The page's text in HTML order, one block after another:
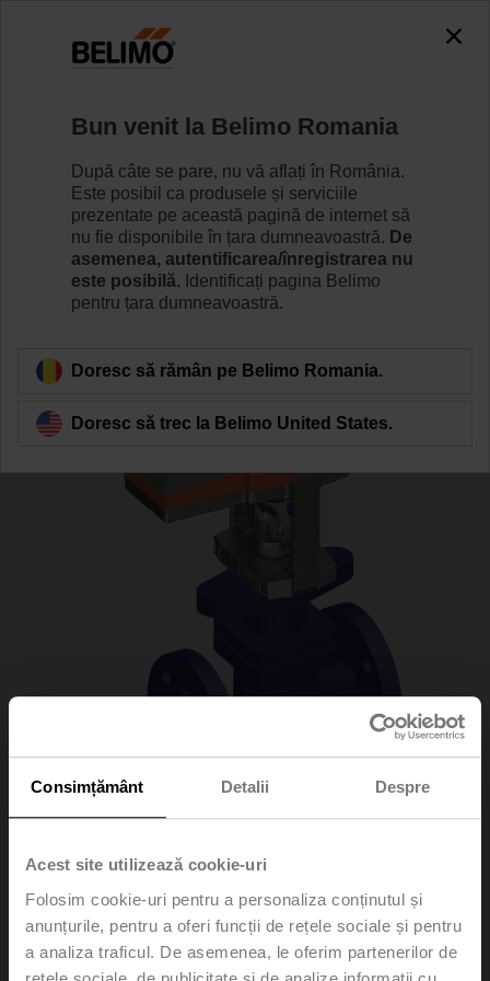
Consimțământ Detalii Despre
Acest site utilizează cookie-uri
Folosim cookie-uri pentru a personaliza conținutul și
anunțurile, pentru a oferi funcții de rețele sociale și pentru
a analiza traficul. De asemenea, le oferim partenerilor de
H6020X4-S2+LV24A-SZ-TPC
Learn more
H6020X4-S2+LV24A-
SZ-TPC
Bun venit la Belimo Romania
După câte se pare, nu vă aflați în România.
Este posibil ca produsele și serviciile
prezentate pe această pagină de internet să
nu fie disponibile în țara dumneavoastră. De
asemenea, autentificarea/înregistrarea nu
este posibilă. Identificați pagina Belimo
pentru țara dumneavoastră.
Doresc să rămân pe Belimo Romania.
Doresc să trec la Belimo United States.